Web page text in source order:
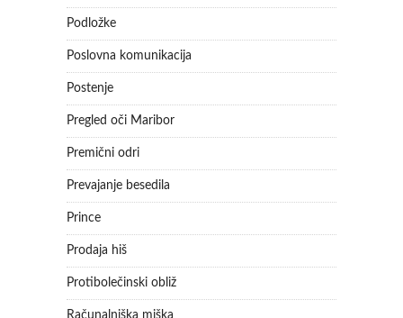
Podložke
Poslovna komunikacija
Postenje
Pregled oči Maribor
Premični odri
Prevajanje besedila
Prince
Prodaja hiš
Protibolečinski obliž
Računalniška miška